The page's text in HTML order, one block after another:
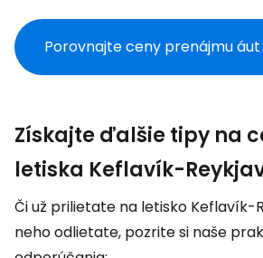
Porovnajte ceny prenájmu
Získajte ďalšie tipy na
letiska Keflavík-
Či už prilietate na letisko Keflavík-
neho odlietate, pozrite si naše